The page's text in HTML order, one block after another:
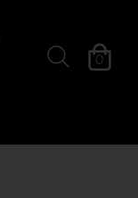
Filtros » 0